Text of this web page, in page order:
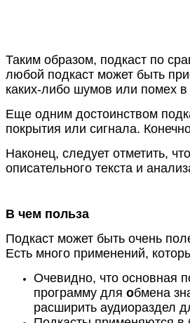
Таким образом, подкаст по
любой подкаст может быть
каких-либо шумов или помех
Еще одним достоинством
покрытия или сигнала.
Наконец, следует отметить,
описательного текста и
В чем польза
Подкаст может быть очень
Есть много применений,
Очевидно, что основная
программу для обмена
расширить аудиораздел